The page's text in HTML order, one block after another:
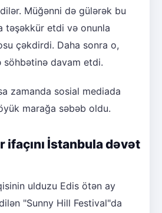
Müğənni də gülərək bu
təşəkkür etdi və onunla
çəkdirdi. Daha sonra o,
davam etdi.
zamanda sosial mediada
marağa səbəb oldu.
ifaçını İstanbula dəvət
ulduzu Edis ötən ay
"Sunny Hill Festival"da